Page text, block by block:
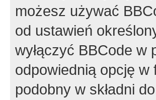
możesz używać
od ustawień
wyłączyć BBCode
odpowiednią opcję
podobny w składni